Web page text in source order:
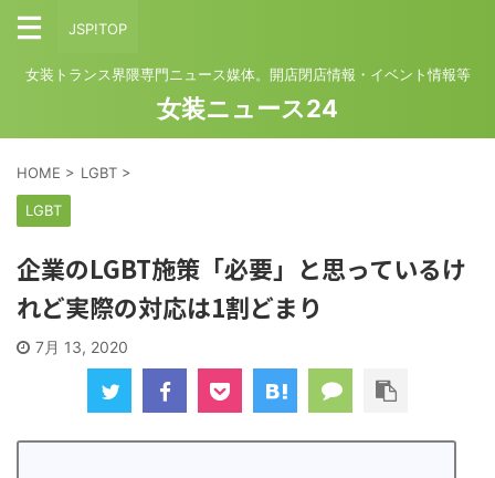
JSP!TOP
女装トランス界隈専門ニュース媒体。開店閉店情報・イベント情報等
女装ニュース24
HOME > LGBT >
LGBT
企業のLGBT施策「必要」と思っているけ
れど実際の対応は1割どまり
7月 13, 2020